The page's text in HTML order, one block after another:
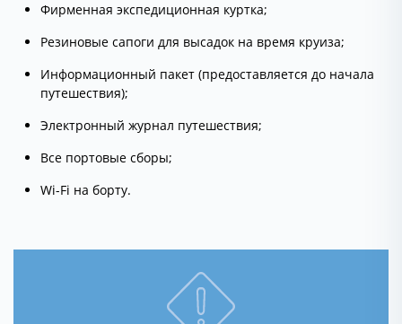
Фирменная экспедиционная куртка;
Резиновые сапоги для высадок на время круиза;
Информационный пакет (предоставляется до начала
путешествия);
Электронный журнал путешествия;
Все портовые сборы;
Wi-Fi на борту.